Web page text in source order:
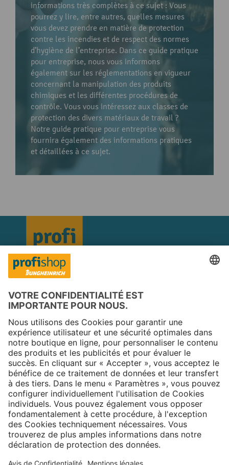
informations très complètes à ce sujet : Vous
pourrez y lire, entre autres, quelles mesures
vous devez prendre en matière de protection
contre les incendies et de respect des normes
d’hygiène de l’entreprise. Dans ce guide pratique
pour entreprise, nous vous informons
également sur les réglementations en vigueur
concernant la manipulation des produits
chimiques et les différentes procédures de
contrôle. Vous vous intéressez aux classes de
protection des divers matériaux de travail ?
Notre guide pratique pour entreprise vous
fournira également des informations pratiques
et détaillées à ce sujet.
Copyright © 2025 Jungheinrich PROFISHOP
Newsletter
S'inscrire →
À propos